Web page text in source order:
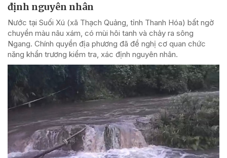
định nguyên nhân
Nước tại Suối Xú (xã Thạch Quảng, tỉnh Thanh Hóa) bất ngờ
chuyển màu nâu xám, có mùi hôi tanh và chảy ra sông
Ngang. Chính quyền địa phương đã đề nghị cơ quan chức
năng khẩn trương kiểm tra, xác định nguyên nhân.